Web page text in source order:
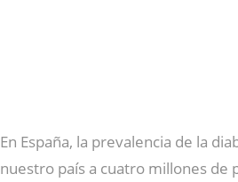
En España, la prevalencia de la
nuestro país a cuatro millones de